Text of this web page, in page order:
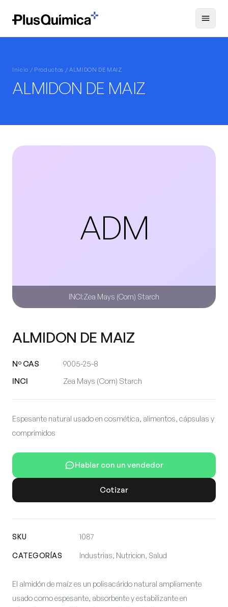
Inicio / Productos / ALMIDON DE MAIZ
ALMIDON DE MAIZ
ADM
INCI:Zea Mays (Corn) Starch
ALMIDON DE MAIZ
Nº CAS
9005-25-8
INCI
Zea Mays (Corn) Starch
Espesante natural usado en cosmética, alimentos, cápsulas y
comprimidos
Hablar con un vendedor
Cotizar
SKU 1087
CATEGORÍAS Industrias, Nutricion, Salud
El almidón de maíz es un polisacárido natural ampliamente
usado como espesante, absorbente y estabilizante en